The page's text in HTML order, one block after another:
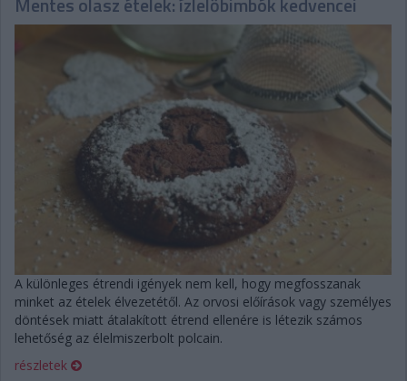
A különleges étrendi igények nem kell, hogy megfosszanak
minket az ételek élvezetétől. Az orvosi előírások vagy személyes
döntések miatt átalakított étrend ellenére is létezik számos
lehetőség az élelmiszerbolt polcain.
részletek